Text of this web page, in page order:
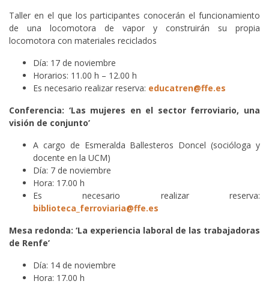
Taller en el que los participantes conocerán el funcionamiento
de una locomotora de vapor y construirán su propia
locomotora con materiales reciclados
Día: 17 de noviembre
Horarios: 11.00 h – 12.00 h
Es necesario realizar reserva: educatren@ffe.es
Conferencia: ‘Las mujeres en el sector ferroviario, una
visión de conjunto’
A cargo de Esmeralda Ballesteros Doncel (socióloga y
docente en la UCM)
Día: 7 de noviembre
Hora: 17.00 h
Es necesario realizar reserva:
biblioteca_ferroviaria@ffe.es
Mesa redonda: ‘La experiencia laboral de las trabajadoras
de Renfe’
Día: 14 de noviembre
Hora: 17.00 h